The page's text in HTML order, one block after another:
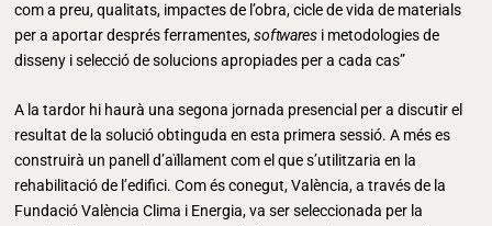
com a preu, qualitats, impactes de l’obra, cicle de vida de materials
per a aportar després ferramentes,softwaresi metodologies de
disseny i selecció de solucions apropiades per a cada cas”
A la tardor hi haurà una segona jornada presencial per a discutir el
resultat de la solució obtinguda en esta primera sessió. A més es
construirà un panell d’aïllament com el que s’utilitzaria en la
rehabilitació de l’edifici. Com és conegut, València, a través de la
Fundació València Clima i Energia, va ser seleccionada per la